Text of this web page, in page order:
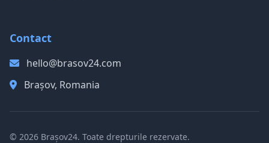
Contact
hello@brasov24.com
Brașov, Romania
© 2026 Brașov24. Toate drepturile rezervate.